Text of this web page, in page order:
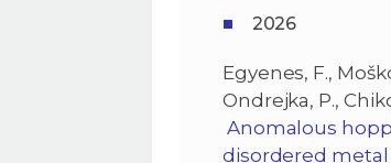
2026
Egyenes, F.,
Ondrejka, P.,
Anomalous
disordered metal